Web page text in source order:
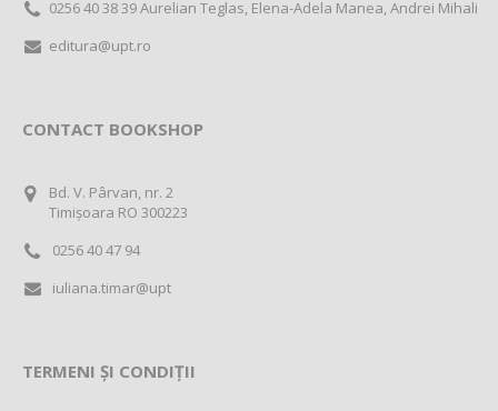
0256 40 38 39 Aurelian Teglas, Elena-Adela Manea, Andrei Mihali
editura@upt.ro
CONTACT BOOKSHOP
Bd. V. Pârvan, nr. 2
Timișoara RO 300223
0256 40 47 94
iuliana.timar@upt
TERMENI ȘI CONDIȚII